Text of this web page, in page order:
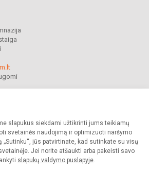
slapukus siekdami užtikrinti jums teikiamų
svetainės naudojimą ir optimizuoti naršymo
„Sutinku“, jūs patvirtinate, kad sutinkate su visų
Jei norite atšaukti arba pakeisti savo
slapukų valdymo puslapyje.
Didžiojo gimnazija. Visos teisės saugomos.
gimnazijos sutikimo griežtai draudžiama.
paraiška Slapukų valdymas